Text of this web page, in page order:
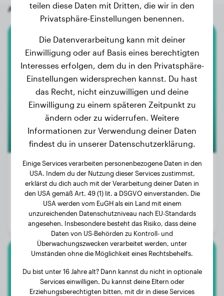
Andere zufällige Hunde
Cane Corso
Murphy
Gewicht:
16 kg
2 Jahre, 2 Monate
Geschlecht:
Rüde
IVY
teilen diese Daten mit Dritten, die wir in den
Privatsphäre-Einstellungen benennen.
Die Datenverarbeitung kann mit deiner
Einwilligung oder auf Basis eines berechtigten
Interesses erfolgen, dem du in den Privatsphäre-
Einstellungen widersprechen kannst. Du hast
das Recht, nicht einzuwilligen und deine
Einwilligung zu einem späteren Zeitpunkt zu
ändern oder zu widerrufen. Weitere
Informationen zur Verwendung deiner Daten
findest du in unserer Datenschutzerklärung.
Einige Services verarbeiten personenbezogene Daten in den
USA. Indem du der Nutzung dieser Services zustimmst,
erklärst du dich auch mit der Verarbeitung deiner Daten in
den USA gemäß Art. 49 (1) lit. a DSGVO einverstanden. Die
USA werden vom EuGH als ein Land mit einem
unzureichenden Datenschutzniveau nach EU-Standards
angesehen. Insbesondere besteht das Risiko, dass deine
Daten von US-Behörden zu Kontroll- und
Überwachungszwecken verarbeitet werden, unter
Umständen ohne die Möglichkeit eines Rechtsbehelfs.
Du bist unter 16 Jahre alt? Dann kannst du nicht in optionale
Services einwilligen. Du kannst deine Eltern oder
Erziehungsberechtigten bitten, mit dir in diese Services